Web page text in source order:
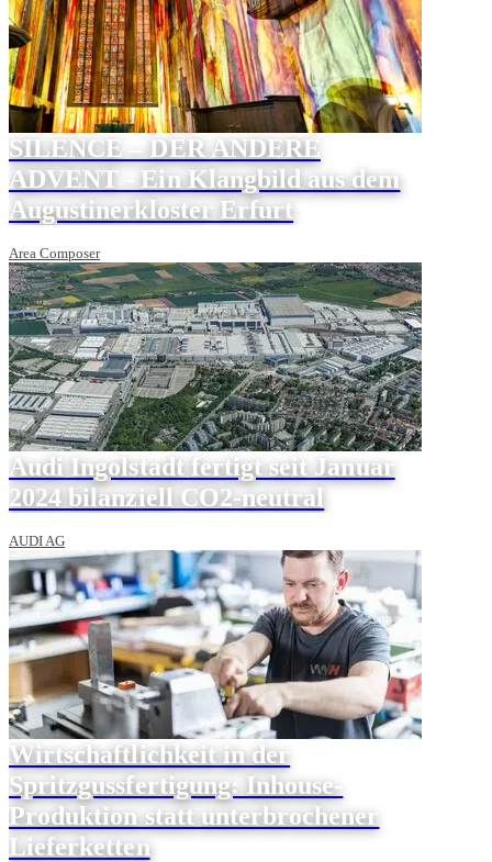
SILENCE – DER ANDERE
ADVENT - Ein Klangbild aus dem
Augustinerkloster Erfurt
Area Composer
Audi Ingolstadt fertigt seit Januar
2024 bilanziell CO2-neutral
AUDI AG
Wirtschaftlichkeit in der
Spritzgussfertigung: Inhouse-
Produktion statt unterbrochener
Lieferketten